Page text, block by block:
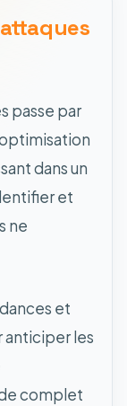
attaques
passe par
dans un
et
ne
et
anticiper les
complet